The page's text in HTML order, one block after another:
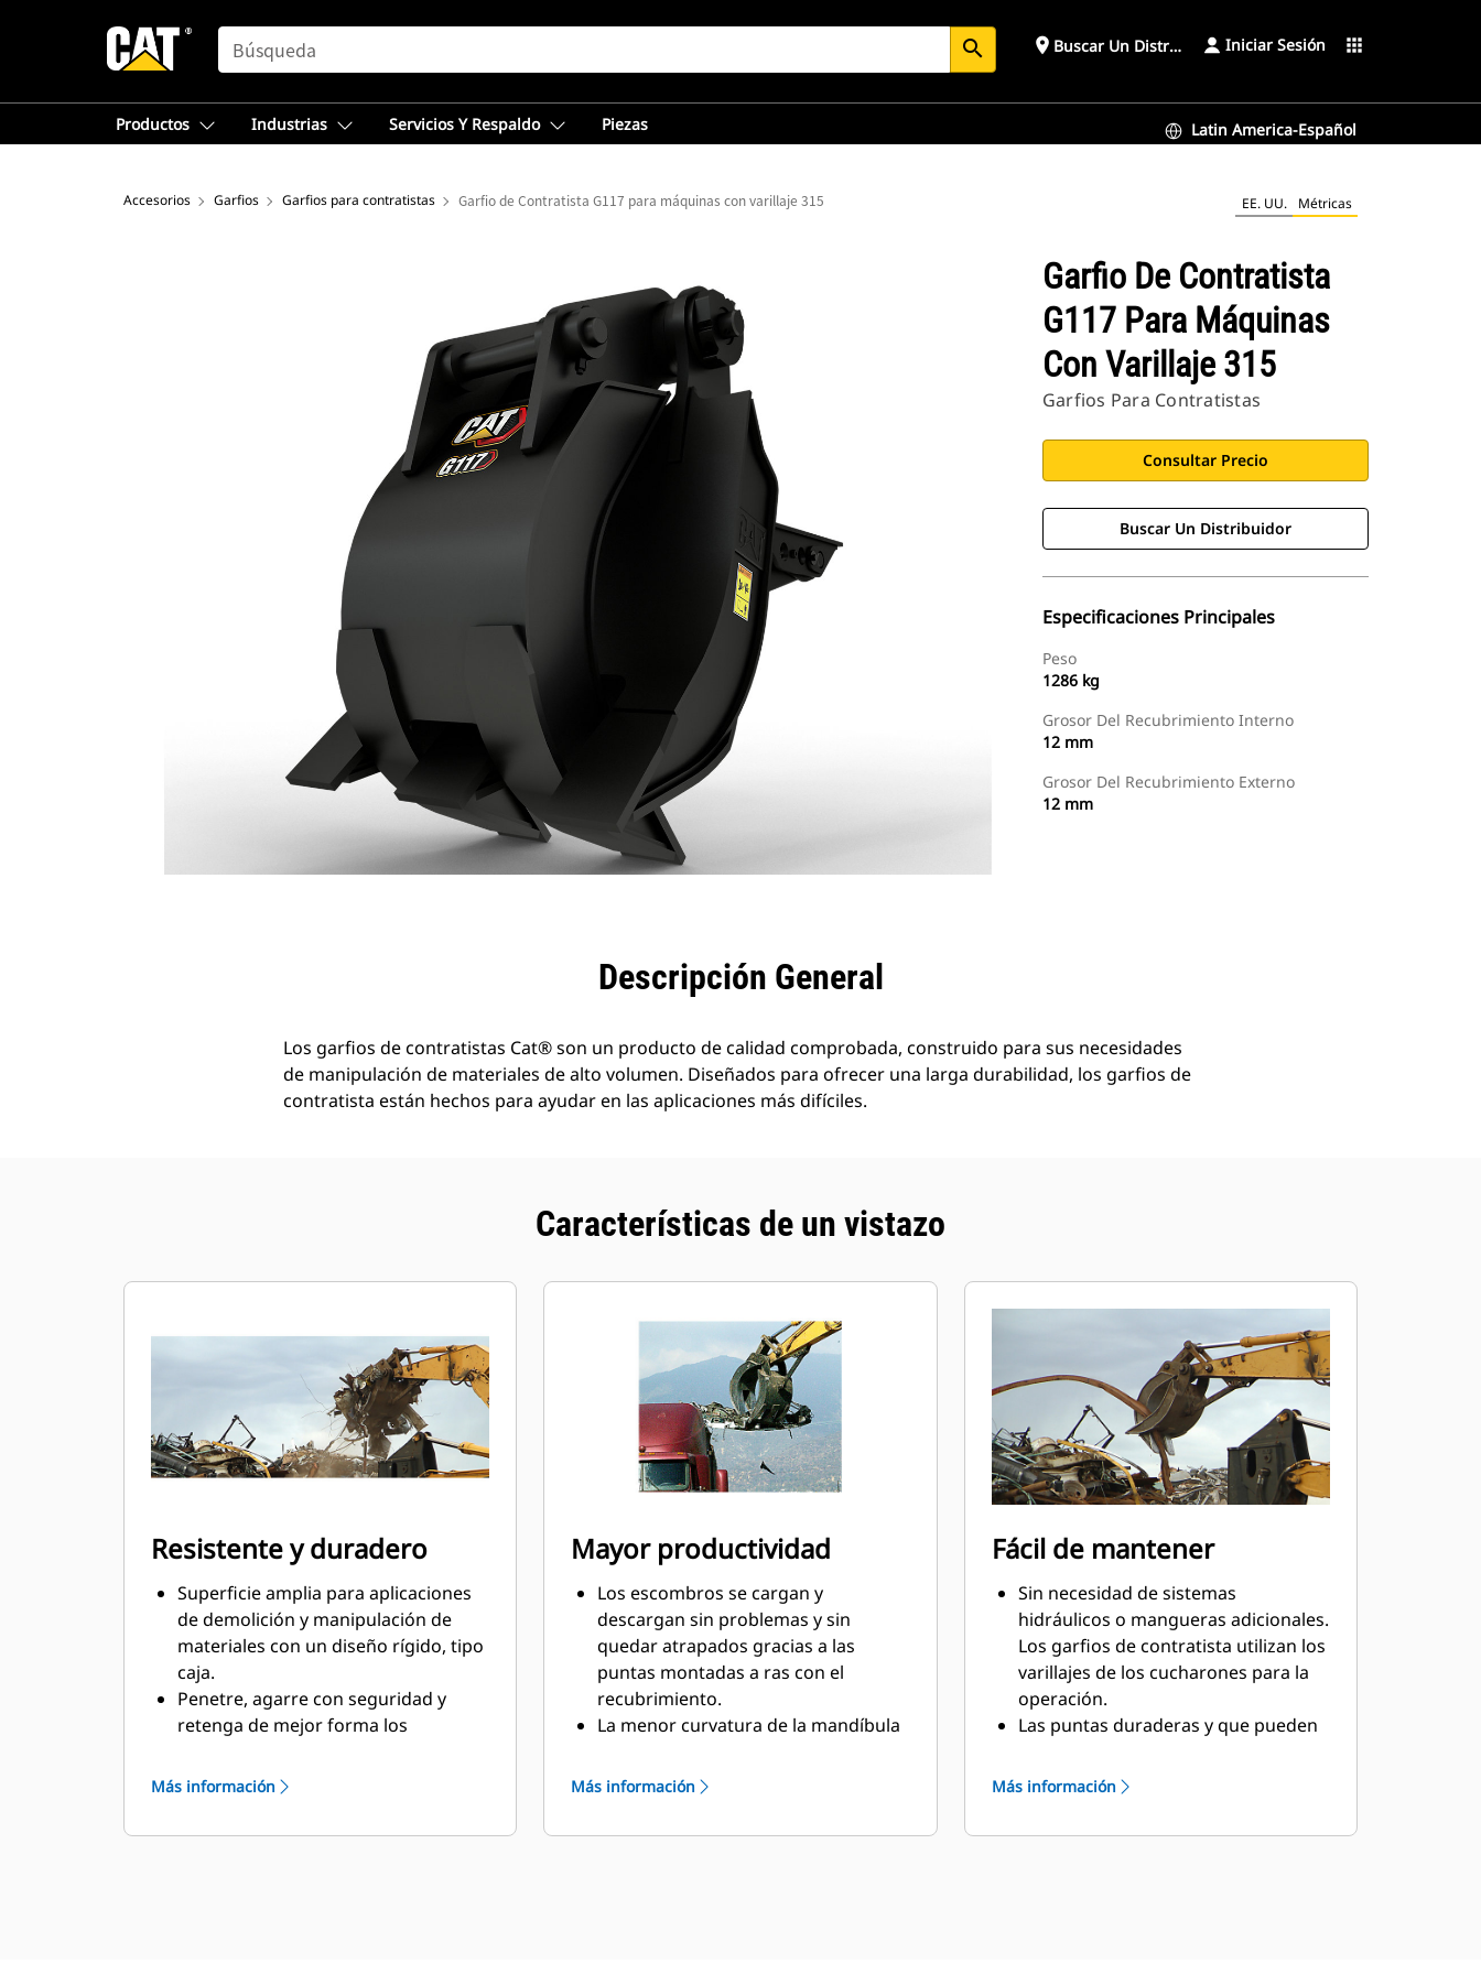
SEARCH search place Buscar Un Distribuidor Iniciar Sesión apps
Productos Industrias Servicios Y Respaldo Piezas Latin America-Español
Accesorios Garfios Garfios para contratistas Garfio de Contratista G117 para máquinas con varillaje 315 EE. UU. Métricas
Garfio De Contratista
G117 Para Máquinas
Con Varillaje 315
Garfios Para Contratistas
Consultar Precio
Buscar Un Distribuidor
Especificaciones Principales
Peso
1286 kg
Grosor Del Recubrimiento Interno
12 mm
Grosor Del Recubrimiento Externo
12 mm
Descripción General
Los garfios de contratistas Cat® son un producto de calidad comprobada, construido para sus necesidades
de manipulación de materiales de alto volumen. Diseñados para ofrecer una larga durabilidad, los garfios de
contratista están hechos para ayudar en las aplicaciones más difíciles.
Características de un vistazo
Resistente y duradero
Superficie amplia para aplicaciones
de demolición y manipulación de
materiales con un diseño rígido, tipo
caja.
Penetre, agarre con seguridad y
retenga de mejor forma los
tres abajo y dos arriba.
amplia mejoran la visibilidad para
Más información
Mayor productividad
Los escombros se cargan y
descargan sin problemas y sin
quedar atrapados gracias a las
puntas montadas a ras con el
recubrimiento.
La menor curvatura de la mandíbula
flujo de los materiales y la
Mantenga un alto volumen de
Más información
Fácil de mantener
Sin necesidad de sistemas
hidráulicos o mangueras adicionales.
Los garfios de contratista utilizan los
varillajes de los cucharones para la
operación.
Las puntas duraderas y que pueden
vida útil prolongada sin peso
Las mandíbulas se mantienen
Más información